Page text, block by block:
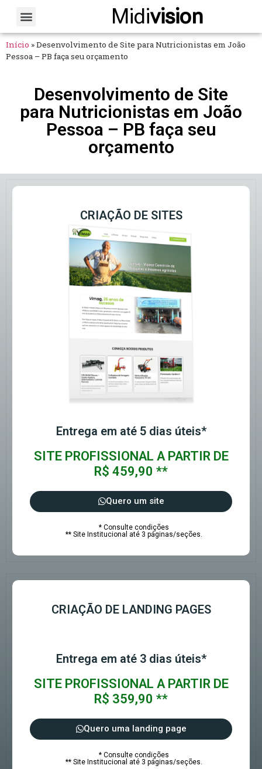
Midivision
Início »Desenvolvimento de Site para Nutricionistas em João
Pessoa – PB faça seu orçamento
Desenvolvimento de Site
para Nutricionistas em João
Pessoa – PB faça seu
orçamento
CRIAÇÃO DE SITES
Entrega em até 5 dias úteis*
SITE PROFISSIONAL A PARTIR DE
R$ 459,90 **
Quero um site
* Consulte condições
** Site Institucional até 3 páginas/seções.
CRIAÇÃO DE LANDING PAGES
Entrega em até 3 dias úteis*
SITE PROFISSIONAL A PARTIR DE
R$ 359,90 **
Quero uma landing page
* Consulte condições
** Site Institucional até 3 páginas/seções.